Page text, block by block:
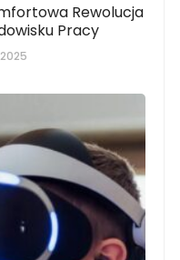
Rewolucja
Pracy